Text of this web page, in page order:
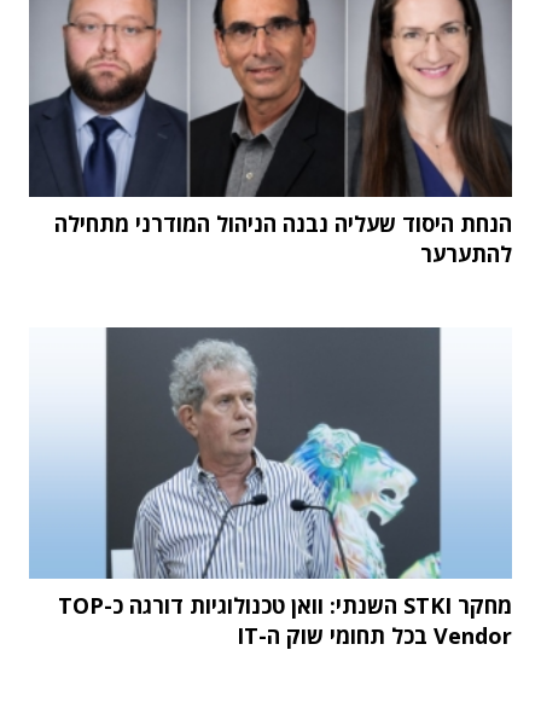
הנחת היסוד שעליה נבנה הניהול המודרני מתחילה
להתערער
מחקר STKI השנתי: וואן טכנולוגיות דורגה כ-TOP
Vendor בכל תחומי שוק ה-IT